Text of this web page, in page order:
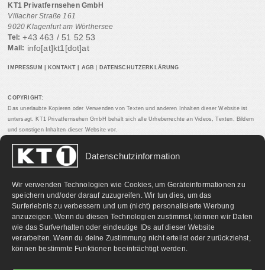
Datenschutzinformation
Wir verwenden Technologien wie Cookies, um Geräteinformationen zu
speichern und/oder darauf zuzugreifen. Wir tun dies, um das
Surferlebnis zu verbessern und um (nicht) personalisierte Werbung
anzuzeigen. Wenn du diesen Technologien zustimmst, können wir Daten
wie das Surfverhalten oder eindeutige IDs auf dieser Website
verarbeiten. Wenn du deine Zustimmung nicht erteilst oder zurückziehst,
können bestimmte Funktionen beeinträchtigt werden.
KT1 Privatfernsehen GmbH
Villacher Straße 161
9020 Klagenfurt am Wörthersee
Tel: +43 463 / 51 52 53
Mail: info[at]kt1[dot]at
IMPRESSUM KONTAKT AGB DATENSCHUTZERKLÄRUNG
COPYRIGHT:
Das unerlaubte Kopieren oder Verwenden von Texten und anderen Inhalten dieser Website ist
untersagt. KT1 Privatfernsehen GmbH behält sich alle Urheberrechte an Videos, Texten, Bildern
und sonstigen Inhalten dieser Website vor.
PARTNERLINKS: